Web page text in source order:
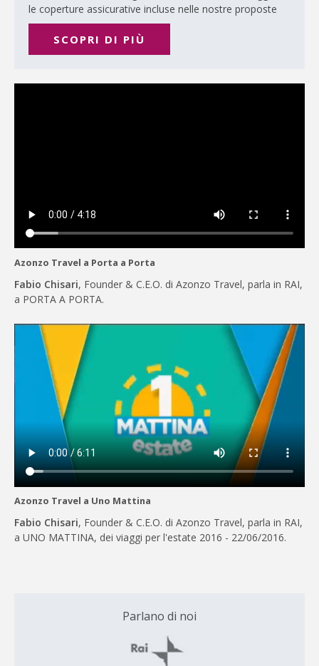
le coperture assicurative incluse nelle nostre proposte
SCOPRI DI PIÙ
Azonzo Travel a Porta a Porta
Fabio Chisari, Founder & C.E.O. di Azonzo Travel, parla in RAI,
a PORTA A PORTA.
Azonzo Travel a Uno Mattina
Fabio Chisari, Founder & C.E.O. di Azonzo Travel, parla in RAI,
a UNO MATTINA, dei viaggi per l'estate 2016 - 22/06/2016.
Parlano di noi